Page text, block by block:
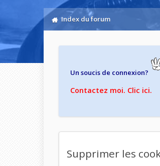
Index du forum
Un soucis de connexion?
Contactez moi. Clic ici.
Supprimer les